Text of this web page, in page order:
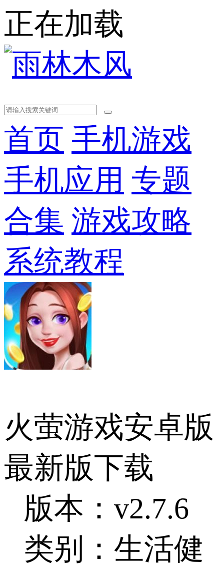
正在加载
首页 手机游戏
手机应用 专题
合集 游戏攻略
系统教程
火萤游戏安卓版
最新版下载
版本：v2.7.6
类别：生活健